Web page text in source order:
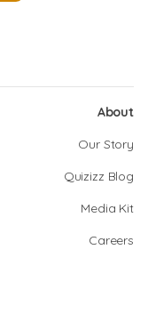
About
Our Story
Quizizz Blog
Media Kit
Careers